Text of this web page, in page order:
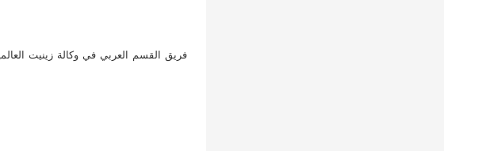
فريق القسم العربي في وكالة زينيت